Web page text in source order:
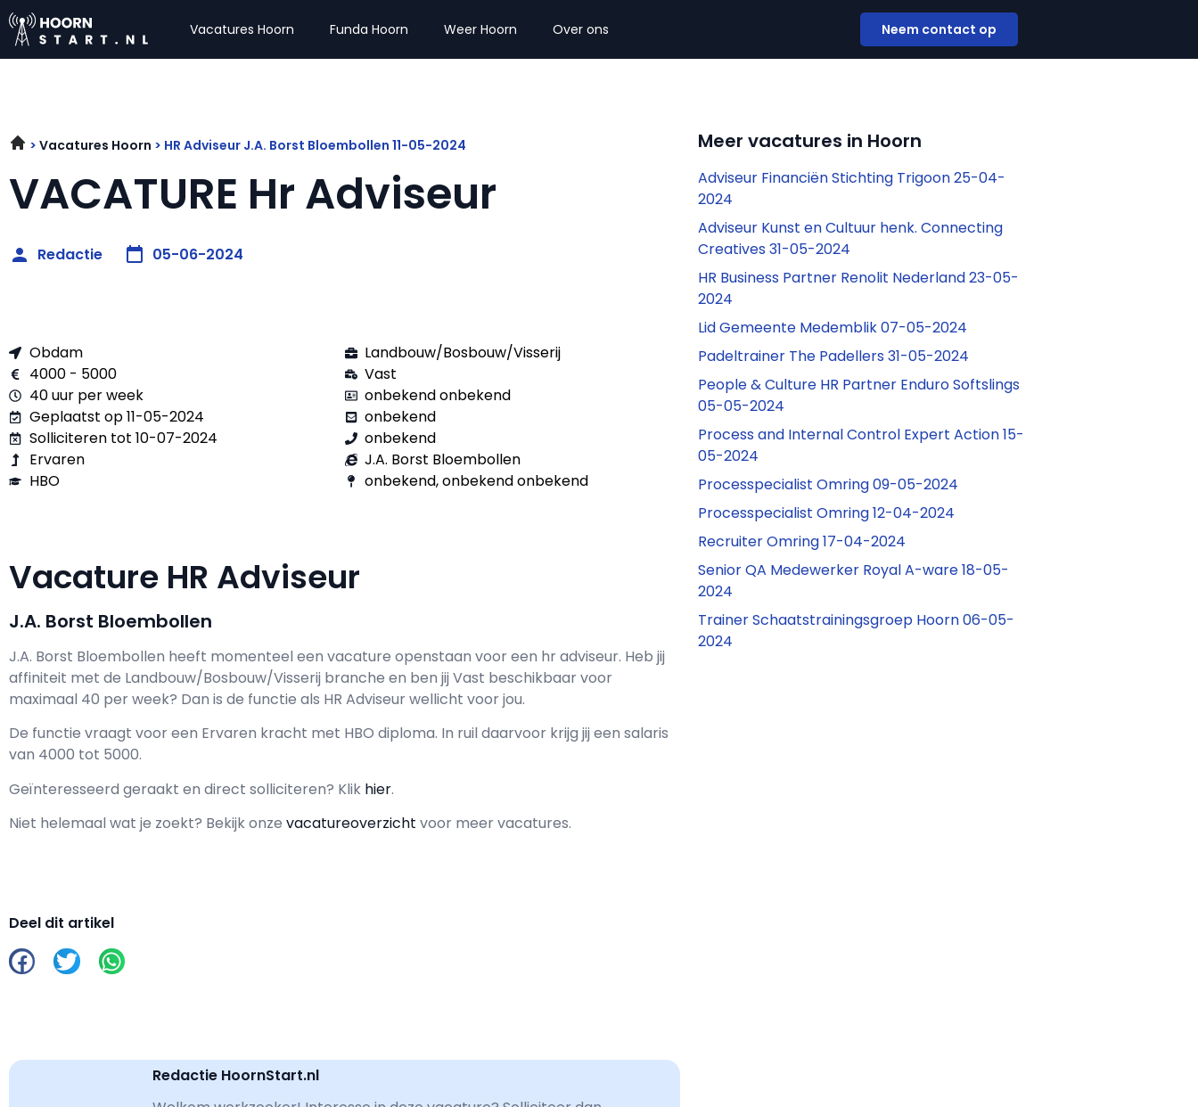
Vacatures Hoorn Funda Hoorn Weer Hoorn Over ons Neem contact op
Vacatures Hoorn HR Adviseur J.A. Borst Bloembollen 11-05-2024
VACATURE Hr Adviseur
Redactie 05-06-2024
Obdam
4000 - 5000
40 uur per week
Geplaatst op 11-05-2024
Solliciteren tot 10-07-2024
Ervaren
HBO
Landbouw/Bosbouw/Visserij
Vast
onbekend onbekend
onbekend
onbekend
J.A. Borst Bloembollen
onbekend, onbekend onbekend
Vacature HR Adviseur
J.A. Borst Bloembollen
J.A. Borst Bloembollen heeft momenteel een vacature openstaan voor een hr adviseur. Heb jij
affiniteit met de Landbouw/Bosbouw/Visserij branche en ben jij Vast beschikbaar voor
maximaal 40 per week? Dan is de functie als HR Adviseur wellicht voor jou.
De functie vraagt voor een Ervaren kracht met HBO diploma. In ruil daarvoor krijg jij een salaris
van 4000 tot 5000.
Geïnteresseerd geraakt en direct solliciteren? Klik hier.
Niet helemaal wat je zoekt? Bekijk onze vacatureoverzicht voor meer vacatures.
Deel dit artikel
Redactie HoornStart.nl
Meer vacatures in Hoorn
Adviseur Financiën Stichting Trigoon 25-04-
2024
Adviseur Kunst en Cultuur henk. Connecting
Creatives 31-05-2024
HR Business Partner Renolit Nederland 23-05-
2024
Lid Gemeente Medemblik 07-05-2024
Padeltrainer The Padellers 31-05-2024
People & Culture HR Partner Enduro Softslings
05-05-2024
Process and Internal Control Expert Action 15-
05-2024
Processpecialist Omring 09-05-2024
Processpecialist Omring 12-04-2024
Recruiter Omring 17-04-2024
Senior QA Medewerker Royal A-ware 18-05-
2024
Trainer Schaatstrainingsgroep Hoorn 06-05-
2024